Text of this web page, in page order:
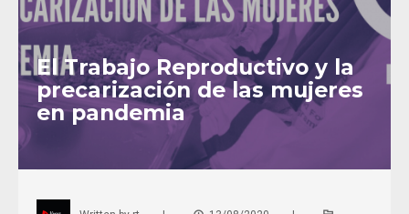
El Trabajo Reproductivo y la
precarización de las mujeres
en pandemia